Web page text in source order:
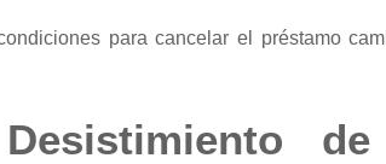
para cancelar el préstamo